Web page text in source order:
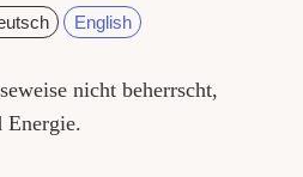
English
nicht beherrscht,
Energie.